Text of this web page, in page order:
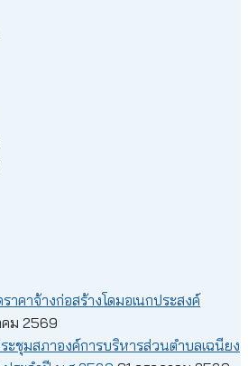
าคาจ้างก่อสร้างโดมอเนกประสงค์
ม 2569
ะชุมสภาองค์การบริหารส่วนตำบลเฉนียง